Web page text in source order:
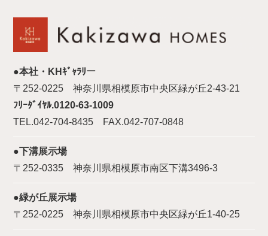
●本社・KHｷﾞｬﾗﾘー
〒252-0225 神奈川県相模原市中央区緑が丘2-43-21
ﾌﾘｰﾀﾞｲﾔﾙ.0120-63-1009
TEL.042-704-8435 FAX.042-707-0848
●下溝展示場
〒252-0335 神奈川県相模原市南区下溝3496-3
●緑が丘展示場
〒252-0225 神奈川県相模原市中央区緑が丘1-40-25